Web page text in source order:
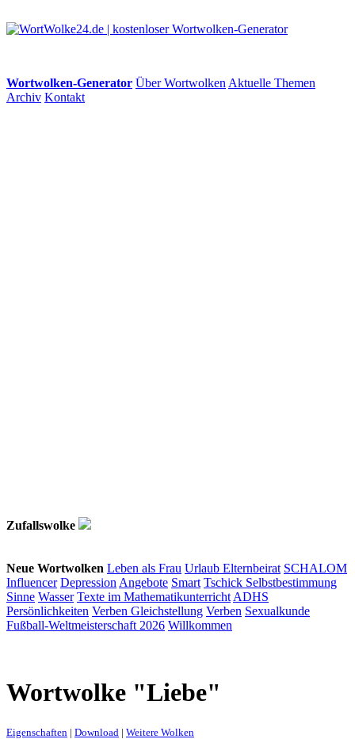
Wortwolken-Generator Über Wortwolken Aktuelle Themen
Archiv Kontakt
Zufallswolke
Neue Wortwolken Leben als Frau Urlaub Elternbeirat SCHALOM
Influencer Depression Angebote Smart Tschick Selbstbestimmung
Sinne Wasser Texte im Mathematikunterricht ADHS
Persönlichkeiten Verben Gleichstellung Verben Sexualkunde
Fußball-Weltmeisterschaft 2026 Willkommen
Wortwolke "Liebe"
Eigenschaften | Download | Weitere Wolken